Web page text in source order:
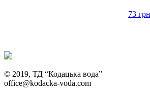
73
© 2019, ТД “Кодацька вода”
office@kodacka-voda.com